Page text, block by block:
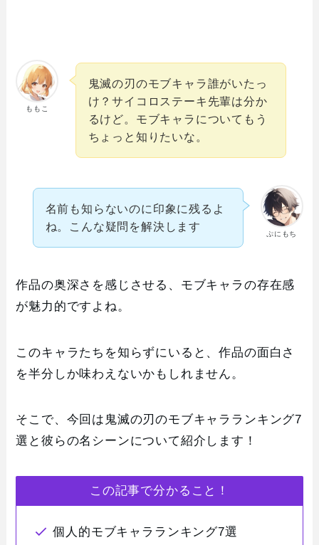
ももこ
鬼滅の刃のモブキャラ誰がいたっ
け？サイコロステーキ先輩は分か
るけど。モブキャラについてもう
ちょっと知りたいな。
ぷにもち
名前も知らないのに印象に残るよ
ね。こんな疑問を解決します
作品の奥深さを感じさせる、モブキャラの存在感
が魅力的ですよね。
このキャラたちを知らずにいると、作品の面白さ
を半分しか味わえないかもしれません。
そこで、今回は鬼滅の刃のモブキャラランキング7
選と彼らの名シーンについて紹介します！
この記事で分かること！
個人的モブキャラランキング7選